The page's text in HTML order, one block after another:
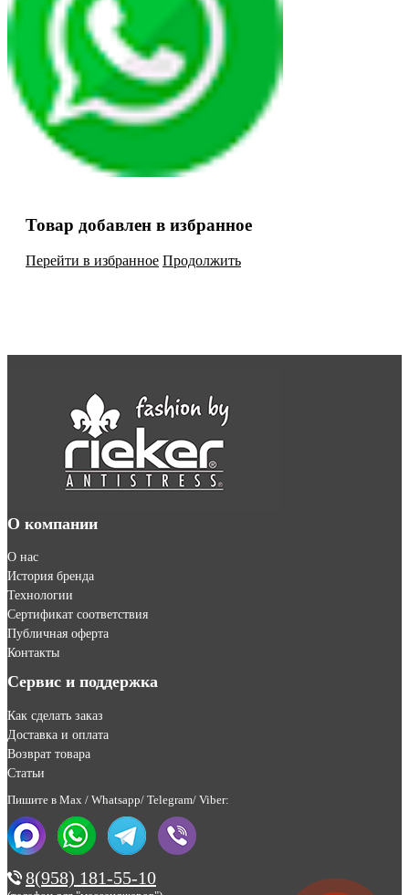
Товар добавлен в избранное
Перейти в избранное Продолжить
О компании
О нас
История бренда
Технологии
Сертификат соответствия
Публичная оферта
Контакты
Сервис и поддержка
Как сделать заказ
Доставка и оплата
Возврат товара
Статьи
Пишите в Max / Whatsapp/ Telegram/ Viber:
8(958) 181-55-10